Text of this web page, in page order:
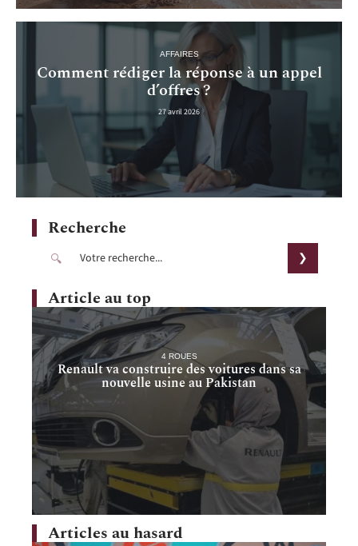
AFFAIRES
Comment rédiger la réponse à un appel
d’offres ?
27 avril 2026
Recherche
Article au top
4 ROUES
Renault va construire des voitures dans sa
nouvelle usine au Pakistan
Articles au hasard